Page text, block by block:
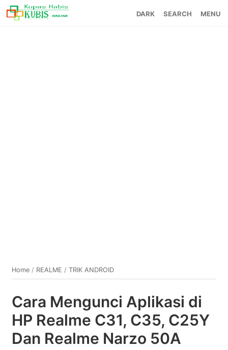
SEARCH MENU
Home / REALME /TRIK ANDROID
Cara Mengunci Aplikasi di
HP Realme C31, C35, C25Y
Dan Realme Narzo 50A